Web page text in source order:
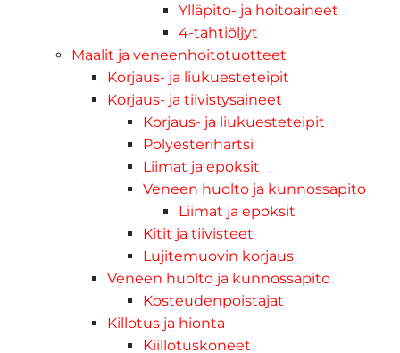
Ylläpito- ja hoitoaineet
4-tahtiöljyt
Maalit ja veneenhoitotuotteet
Korjaus- ja liukuesteteipit
Korjaus- ja tiivistysaineet
Korjaus- ja liukuesteteipit
Polyesterihartsi
Liimat ja epoksit
Veneen huolto ja kunnossapito
Liimat ja epoksit
Kitit ja tiivisteet
Lujitemuovin korjaus
Veneen huolto ja kunnossapito
Kosteudenpoistajat
Killotus ja hionta
Kiillotuskoneet